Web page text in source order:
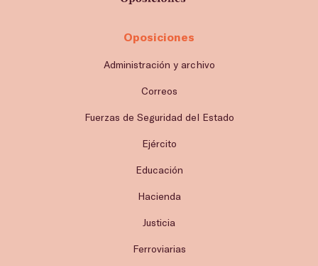
Oposiciones
Administración y archivo
Correos
Fuerzas de Seguridad del Estado
Ejército
Educación
Hacienda
Justicia
Ferroviarias